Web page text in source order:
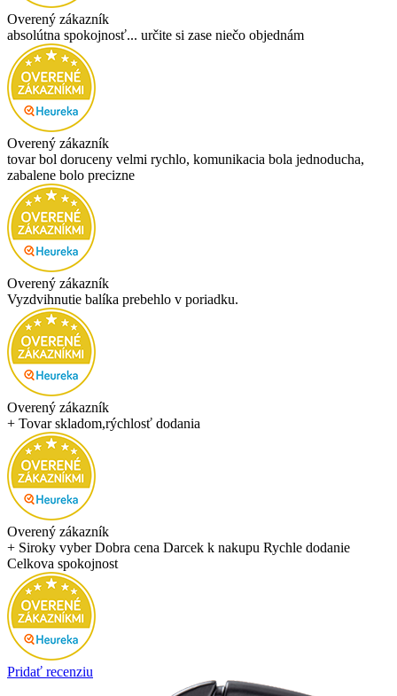
Overený zákazník
absolútna spokojnosť... určite si zase niečo objednám
Overený zákazník
tovar bol doruceny velmi rychlo, komunikacia bola jednoducha,
zabalene bolo precizne
Overený zákazník
Vyzdvihnutie balíka prebehlo v poriadku.
Overený zákazník
+ Tovar skladom,rýchlosť dodania
Overený zákazník
+ Siroky vyber Dobra cena Darcek k nakupu Rychle dodanie
Celkova spokojnost
Pridať recenziu